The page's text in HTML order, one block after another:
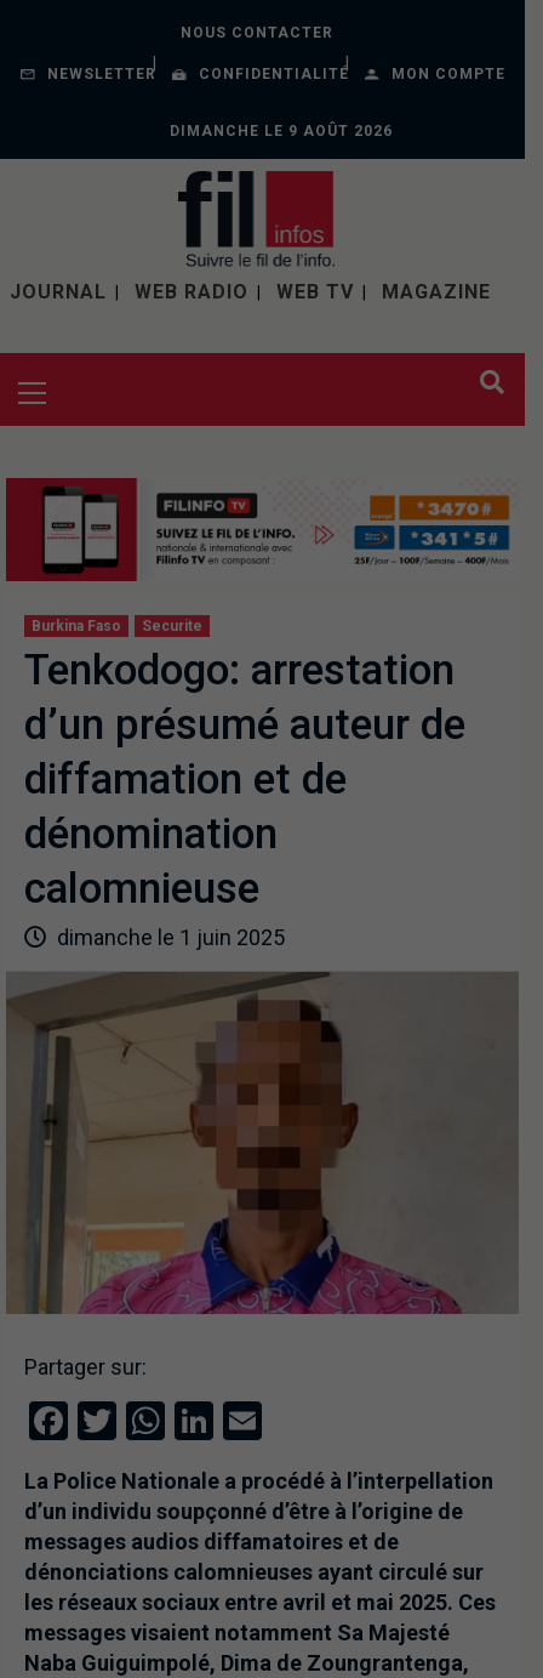
NOUS CONTACTER
NEWSLETTER CONFIDENTIALITÉ MON COMPTE
DIMANCHE LE 9 AOÛT 2026
JOURNAL WEB RADIO WEB TV MAGAZINE
Burkina Faso Securite
Tenkodogo: arrestation
d’un présumé auteur de
diffamation et de
dénomination
calomnieuse
dimanche le 1 juin 2025
Partager sur:
Facebook
Twitter
WhatsApp
LinkedIn
La Police Nationale a procédé à l’interpellation
d’un individu soupçonné d’être à l’origine de
messages audios diffamatoires et de
dénonciations calomnieuses ayant circulé sur
les réseaux sociaux entre avril et mai 2025. Ces
messages visaient notamment Sa Majesté
Naba Guiguimpolé, Dima de Zoungrantenga,